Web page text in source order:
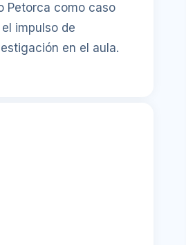
Petorca como caso
impulso de
en el aula.